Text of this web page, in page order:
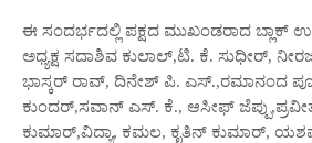
ಈ ಸಂದರ್ಭದಲ್ಲಿ ಪಕ್ಷದ ಮುಖಂಡರಾದ ಬ್ಲಾಕ್
ಅಧ್ಯಕ್ಷ ಸದಾಶಿವ ಕುಲಾಲ್,ಟಿ. ಕೆ. ಸುಧೀರ್,
ಭಾಸ್ಕರ್ ರಾವ್, ದಿನೇಶ್ ಪಿ. ಎಸ್.,ರಮಾನಂದ
ಕುಂದರ್,ಸವಾನ್ ಎಸ್. ಕೆ., ಆಸೀಫ್
ಕುಮಾರ್,ವಿದ್ಯಾ, ಕಮಲ, ಕೃತಿನ್ ಕುಮಾರ್,